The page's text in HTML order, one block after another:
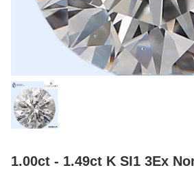
1.00ct - 1.49ct K SI1 3Ex